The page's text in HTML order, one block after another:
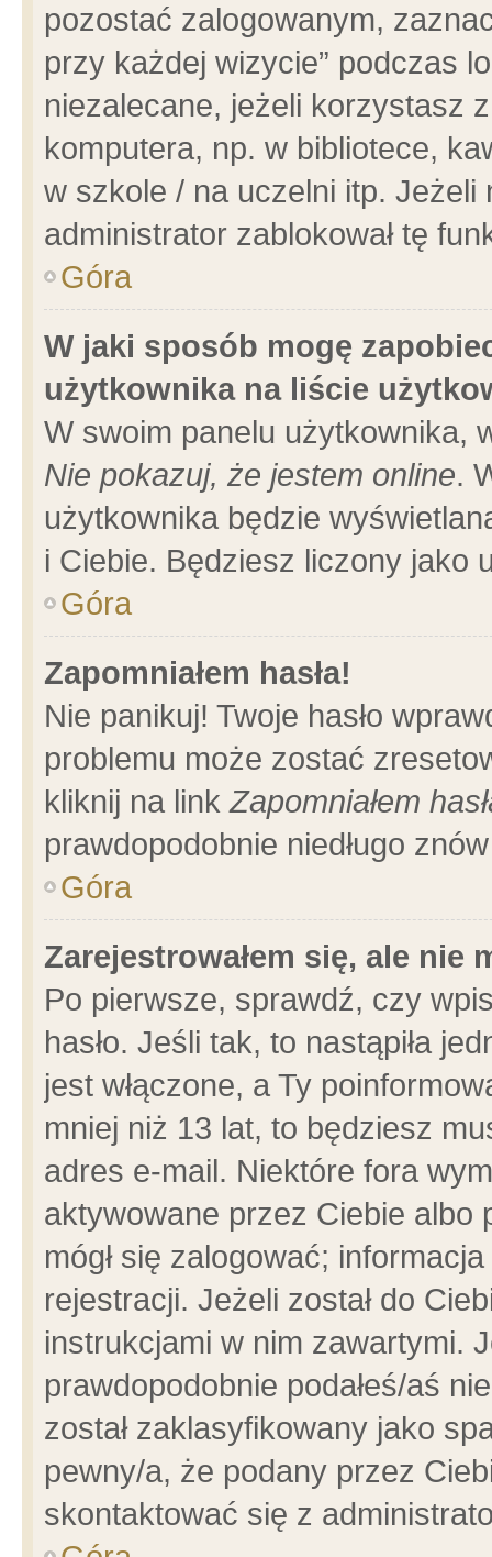
pozostać zalogowanym,
przy każdej wizycie” podczas
niezalecane, jeżeli korzystasz
komputera, np. w bibliotece,
w szkole / na uczelni itp.
administrator zablokował tę
Góra
W jaki sposób mogę
użytkownika na liście
W swoim panelu użytkownika,
Nie pokazuj, że jestem online.
użytkownika będzie
i Ciebie. Będziesz liczony jako
Góra
Zapomniałem hasła!
Nie panikuj! Twoje hasło
problemu może zostać
kliknij na linkZapomniałem
prawdopodobnie niedługo
Góra
Zarejestrowałem się, ale nie
Po pierwsze, sprawdź, czy
hasło. Jeśli tak, to nastąpiła
jest włączone, a Ty
mniej niż 13 lat, to będziesz
adres e-mail. Niektóre fora
aktywowane przez Ciebie albo
mógł się zalogować;
rejestracji. Jeżeli został do
instrukcjami w nim zawartymi.
prawdopodobnie podałeś/aś
został zaklasyfikowany jako
pewny/a, że podany przez
skontaktować się z